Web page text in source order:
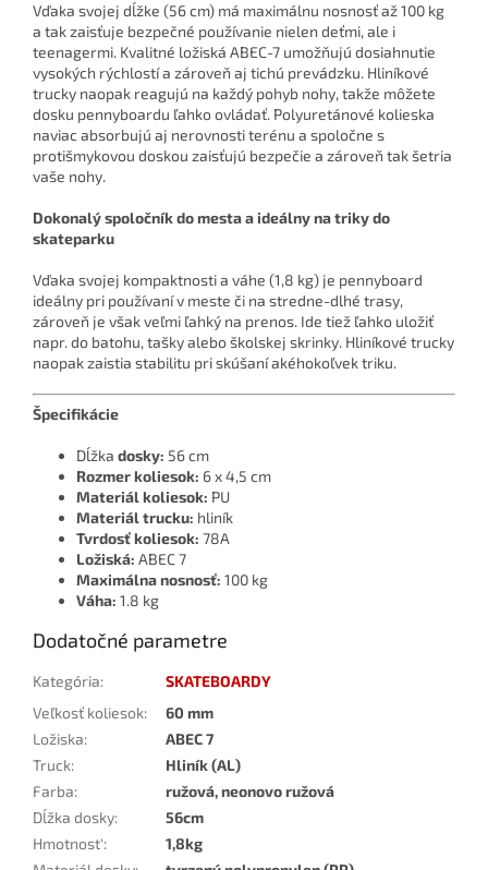
Vďaka svojej dĺžke (56 cm) má maximálnu nosnosť až 100 kg
a tak zaisťuje bezpečné používanie nielen deťmi, ale i
teenagermi. Kvalitné ložiská ABEC-7 umožňujú dosiahnutie
vysokých rýchlostí a zároveň aj tichú prevádzku. Hliníkové
trucky naopak reagujú na každý pohyb nohy, takže môžete
dosku pennyboardu ľahko ovládať. Polyuretánové kolieska
naviac absorbujú aj nerovnosti terénu a spoločne s
protišmykovou doskou zaisťujú bezpečie a zároveň tak šetria
vaše nohy.
Dokonalý spoločník do mesta a ideálny na triky do
skateparku
Vďaka svojej kompaktnosti a váhe (1,8 kg) je pennyboard
ideálny pri používaní v meste či na stredne-dlhé trasy,
zároveň je však veľmi ľahký na prenos. Ide tiež ľahko uložiť
napr. do batohu, tašky alebo školskej skrinky. Hliníkové trucky
naopak zaistia stabilitu pri skúšaní akéhokoľvek triku.
Špecifikácie
Dĺžka dosky: 56 cm
Rozmer koliesok: 6 x 4,5 cm
Materiál koliesok: PU
Materiál trucku: hliník
Tvrdosť koliesok: 78A
Ložiská: ABEC 7
Maximálna nosnosť: 100 kg
Váha: 1.8 kg
Dodatočné parametre
Kategória:
SKATEBOARDY
Veľkosť koliesok:
60 mm
Ložiska:
ABEC 7
Truck:
Hliník (AL)
Farba:
ružová, neonovo ružová
Dĺžka dosky:
56cm
Hmotnost':
1,8kg